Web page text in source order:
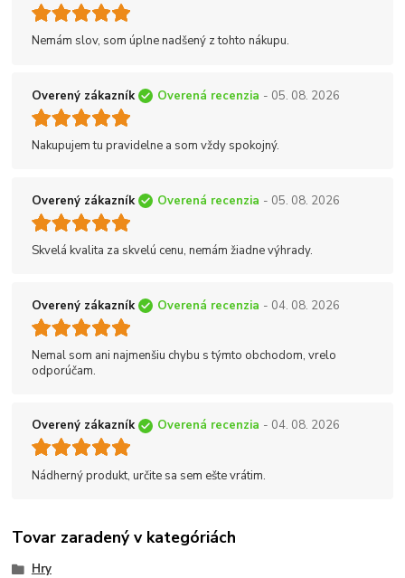
Nemám slov, som úplne nadšený z tohto nákupu.
Overený zákazník Overená recenzia - 05. 08. 2026
Nakupujem tu pravidelne a som vždy spokojný.
Overený zákazník Overená recenzia - 05. 08. 2026
Skvelá kvalita za skvelú cenu, nemám žiadne výhrady.
Overený zákazník Overená recenzia - 04. 08. 2026
Nemal som ani najmenšiu chybu s týmto obchodom, vrelo
odporúčam.
Overený zákazník Overená recenzia - 04. 08. 2026
Nádherný produkt, určite sa sem ešte vrátim.
Tovar zaradený v kategóriách
Hry